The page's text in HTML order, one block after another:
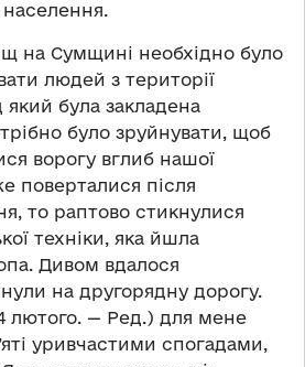
населення.
на Сумщині необхідно було
людей з території
який була закладена
було зруйнувати, щоб
ворогу вглиб нашої
поверталися після
то раптово стикнулися
техніки, яка йшла
Дивом вдалося
на другорядну дорогу.
лютого. — Ред.) для мене
уривчастими спогадами,